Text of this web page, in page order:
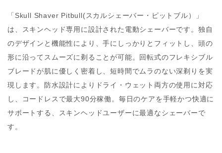
「Skull Shaver Pitbull(スカルシェーバー・ピットブル）」
は、スキンヘッド専用に設計された電動シェーバーです。独自
のデザインと機能性により、手にしっかりとフィットし、頭の
形に沿ってスムーズに剃ることが可能。回転式のフレキシブル
ブレードが肌に優しく密着し、短時間でムラのない深剃りを実
現します。防水設計によりドライ・ウェット両方の使用に対応
し、コードレスで最大90分稼働。毎日のケアを手軽かつ快適に
サポートする、スキンヘッドユーザーに最適なシェーバーで
す。